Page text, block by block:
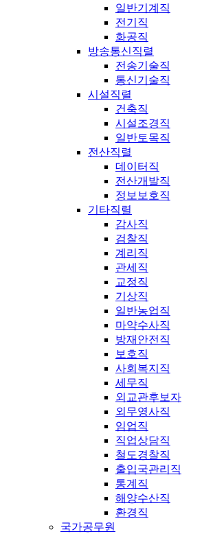
일반기계직
전기직
화공직
방송통신직렬
전송기술직
통신기술직
시설직렬
건축직
시설조경직
일반토목직
전산직렬
데이터직
전산개발직
정보보호직
기타직렬
감사직
검찰직
계리직
관세직
교정직
기상직
일반농업직
마약수사직
방재안전직
보호직
사회복지직
세무직
외교관후보자
외무영사직
임업직
직업상담직
철도경찰직
출입국관리직
통계직
해양수산직
환경직
국가공무원